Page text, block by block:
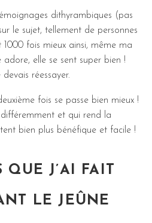
dithyrambiques (pas
le sujet, tellement de personnes
1000 fois mieux ainsi, même ma
adore, elle se sent super bien !
réessayer.
fois se passe bien mieux !
et qui rend la
bien plus bénéfique et facile !
QUE J’AI FAIT
LE JEÛNE